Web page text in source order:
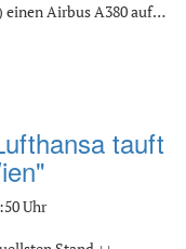
einen Airbus A380 auf…
tauft
Uhr